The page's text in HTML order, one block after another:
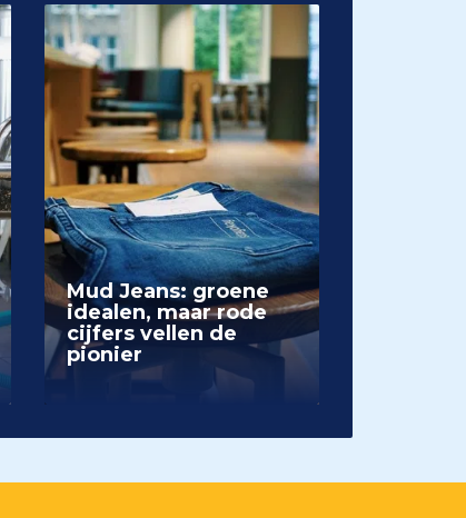
Mud Jeans: groene
idealen, maar rode
cijfers vellen de
pionier